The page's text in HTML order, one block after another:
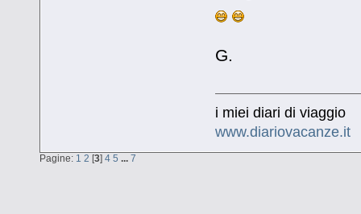
G.
i miei diari di viaggio
www.diariovacanze.it
Pagine: 1 2 [3] 4 5 ... 7